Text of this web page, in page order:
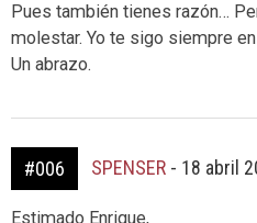
Pues también tienes razón…
molestar. Yo te sigo siempre
Un abrazo.
#006 SPENSER - 18 abril
Estimado Enrique,